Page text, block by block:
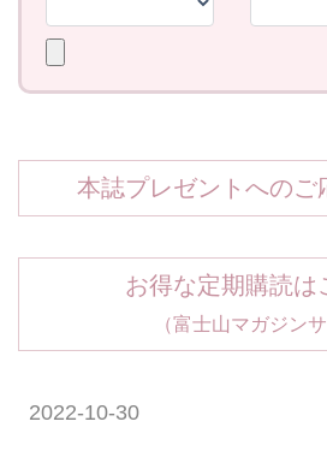
本誌プレゼントへのご
お得な定期購読は
（富士山マガジンサ
2022-10-30